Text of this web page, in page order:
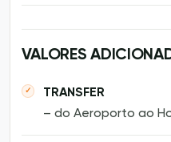
VALORES
TRANSFER
– do Aeroporto ao